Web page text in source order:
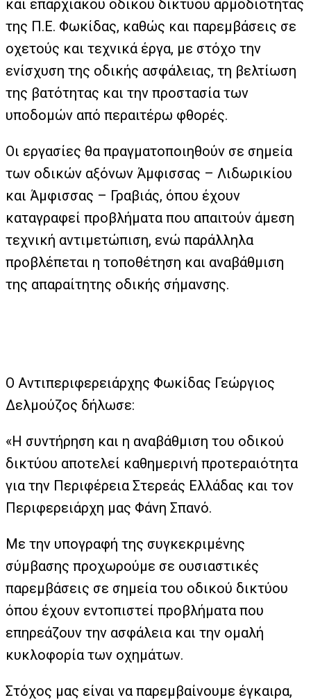
και επαρχιακού οδικού δικτύου αρμοδιότητας
της Π.Ε. Φωκίδας, καθώς και παρεμβάσεις σε
οχετούς και τεχνικά έργα, με στόχο την
ενίσχυση της οδικής ασφάλειας, τη βελτίωση
της βατότητας και την προστασία των
υποδομών από περαιτέρω φθορές.
Οι εργασίες θα πραγματοποιηθούν σε σημεία
των οδικών αξόνων Άμφισσας – Λιδωρικίου
και Άμφισσας – Γραβιάς, όπου έχουν
καταγραφεί προβλήματα που απαιτούν άμεση
τεχνική αντιμετώπιση, ενώ παράλληλα
προβλέπεται η τοποθέτηση και αναβάθμιση
της απαραίτητης οδικής σήμανσης.
Ο Αντιπεριφερειάρχης Φωκίδας Γεώργιος
Δελμούζος δήλωσε:
«Η συντήρηση και η αναβάθμιση του οδικού
δικτύου αποτελεί καθημερινή προτεραιότητα
για την Περιφέρεια Στερεάς Ελλάδας και τον
Περιφερειάρχη μας Φάνη Σπανό.
Με την υπογραφή της συγκεκριμένης
σύμβασης προχωρούμε σε ουσιαστικές
παρεμβάσεις σε σημεία του οδικού δικτύου
όπου έχουν εντοπιστεί προβλήματα που
επηρεάζουν την ασφάλεια και την ομαλή
κυκλοφορία των οχημάτων.
Στόχος μας είναι να παρεμβαίνουμε έγκαιρα,